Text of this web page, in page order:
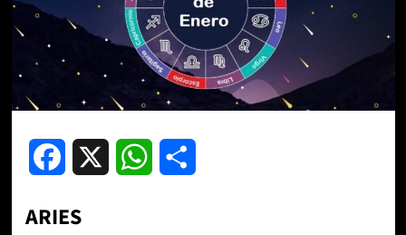
Facebook WhatsApp
ARIES